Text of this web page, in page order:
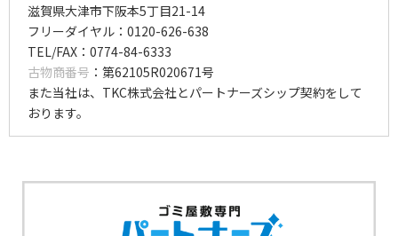
滋賀県大津市下阪本5丁目21-14
フリーダイヤル：0120-626-638
TEL/FAX：0774-84-6333
古物商番号 ：第62105R020671号
また当社は、TKC株式会社とパートナーズシップ契約をして
おります。